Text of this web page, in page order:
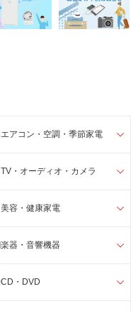
エアコン・空調・季節家電
TV・オーディオ・カメラ
美容・健康家電
楽器・音響機器
CD・DVD